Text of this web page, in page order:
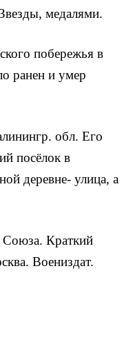
медалями.
побережья в
ранен и умер
обл. Его
посёлок в
деревне- улица, а
Союза. Краткий
Воениздат.